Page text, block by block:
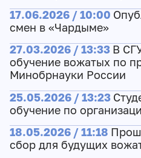
17.06.2026 / 10:00
смен в «Чардыме»
27.03.2026 / 13:33 В
обучение вожатых по
Минобрнауки России
25.05.2026 / 13:23
обучение по
18.05.2026 / 11:18
сбор для будущих